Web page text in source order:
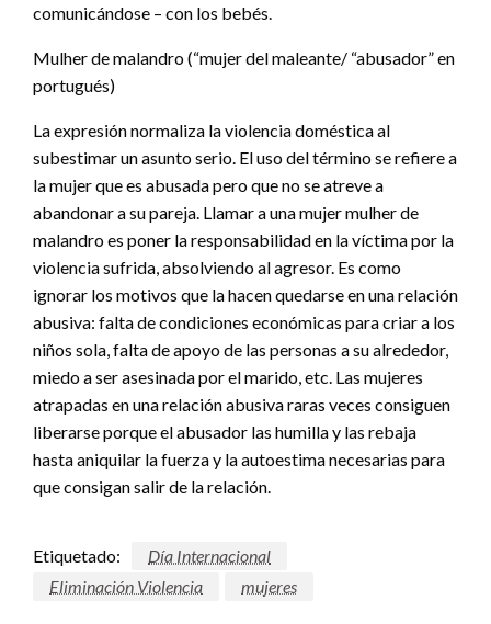
comunicándose – con los bebés.
Mulher de malandro (“mujer del maleante/ “abusador” en
portugués)
La expresión normaliza la violencia doméstica al
subestimar un asunto serio. El uso del término se refiere a
la mujer que es abusada pero que no se atreve a
abandonar a su pareja. Llamar a una mujer mulher de
malandro es poner la responsabilidad en la víctima por la
violencia sufrida, absolviendo al agresor. Es como
ignorar los motivos que la hacen quedarse en una relación
abusiva: falta de condiciones económicas para criar a los
niños sola, falta de apoyo de las personas a su alrededor,
miedo a ser asesinada por el marido, etc. Las mujeres
atrapadas en una relación abusiva raras veces consiguen
liberarse porque el abusador las humilla y las rebaja
hasta aniquilar la fuerza y la autoestima necesarias para
que consigan salir de la relación.
Etiquetado:
Día Internacional
Eliminación Violencia
mujeres